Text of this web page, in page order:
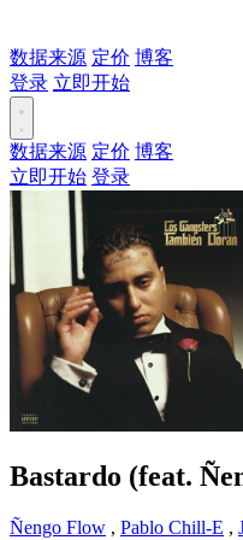
数据来源 定价 博客
登录 立即开始
数据来源 定价 博客
立即开始 登录
Bastardo (feat.
Ñengo Flow , Pablo Chill-E ,